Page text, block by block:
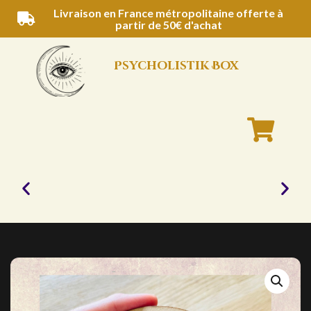
Aller
Livraison en France métropolitaine offerte à
partir de 50€ d'achat
Psycholistik Box
Rituels
parfumés